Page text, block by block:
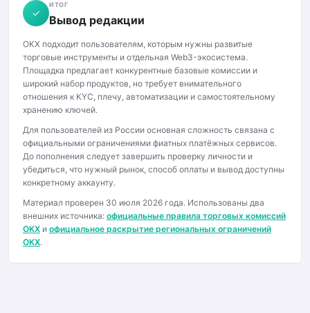
✓
ИТОГ
Вывод редакции
OKX подходит пользователям, которым нужны развитые
торговые инструменты и отдельная Web3-экосистема.
Площадка предлагает конкурентные базовые комиссии и
широкий набор продуктов, но требует внимательного
отношения к KYC, плечу, автоматизации и самостоятельному
хранению ключей.
Для пользователей из России основная сложность связана с
официальными ограничениями фиатных платёжных сервисов.
До пополнения следует завершить проверку личности и
убедиться, что нужный рынок, способ оплаты и вывод доступны
конкретному аккаунту.
Материал проверен 30 июля 2026 года. Использованы два
внешних источника: официальные правила торговых комиссий
OKX и официальное раскрытие региональных ограничений
OKX.